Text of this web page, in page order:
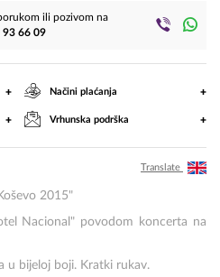
ili pozivom na
93 66 09
+ Načini plaćanja +
+ Vrhunska podrška +
Translate
2015"
Nacional" povodom koncerta na
u bijeloj boji. Kratki rukav.